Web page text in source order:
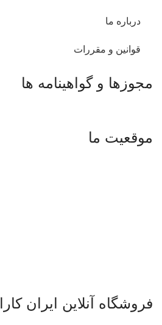
درباره ما
قوانین و مقررات
مجوزها و گواهینامه ها
موقعیت ما
فروشگاه آنلاین ایران کارا